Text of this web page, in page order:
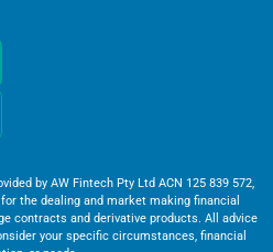
by AW Fintech Pty Ltd ACN 125 839 572,
the dealing and market making financial
contracts and derivative products. All advice
your specific circumstances, financial